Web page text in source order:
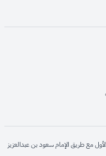
opens in new window
مع طريق الإمام سعود بن عبدالعزيز